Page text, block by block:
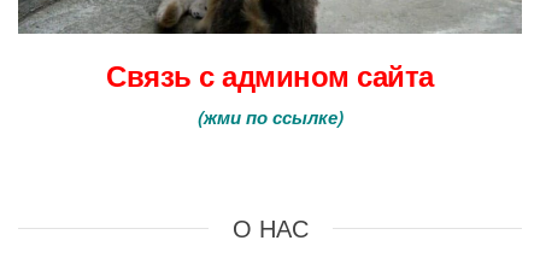
Связь с админом сайта
(жми по ссылке)
О НАС